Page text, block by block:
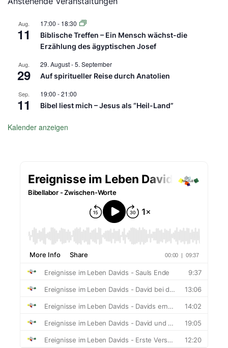
Aug.
11
17:00 - 18:30
Biblische Treffen – Ein Mensch wächst-die
Erzählung des ägyptischen Josef
Aug.
29
29. August-5. September
Auf spiritueller Reise durch Anatolien
Sep.
11
19:00 -21:00
Bibel liest mich – Jesus als “Heil-Land”
Kalender anzeigen